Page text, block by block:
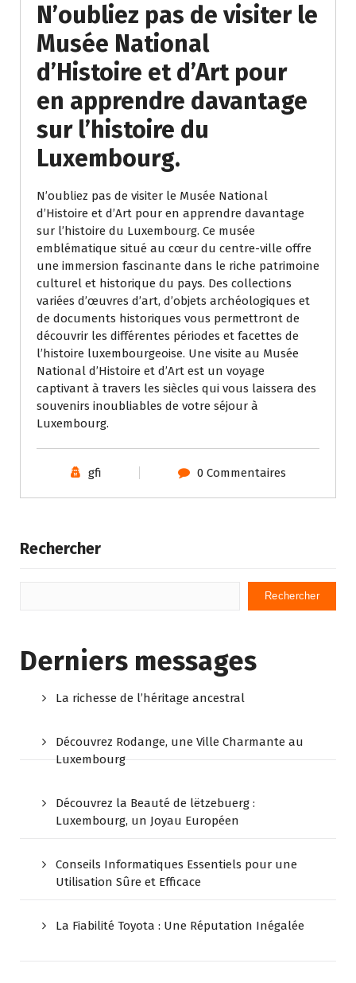
N’oubliez pas de visiter le
Musée National
d’Histoire et d’Art pour
en apprendre davantage
sur l’histoire du
Luxembourg.
N’oubliez pas de visiter le Musée National
d’Histoire et d’Art pour en apprendre davantage
sur l’histoire du Luxembourg. Ce musée
emblématique situé au cœur du centre-ville offre
une immersion fascinante dans le riche patrimoine
culturel et historique du pays. Des collections
variées d’œuvres d’art, d’objets archéologiques et
de documents historiques vous permettront de
découvrir les différentes périodes et facettes de
l’histoire luxembourgeoise. Une visite au Musée
National d’Histoire et d’Art est un voyage
captivant à travers les siècles qui vous laissera des
souvenirs inoubliables de votre séjour à
Luxembourg.
gfi 0 Commentaires
Rechercher
Rechercher
Derniers messages
La richesse de l’héritage ancestral
Découvrez Rodange, une Ville Charmante au
Luxembourg
Découvrez la Beauté de lëtzebuerg :
Luxembourg, un Joyau Européen
Conseils Informatiques Essentiels pour une
Utilisation Sûre et Efficace
La Fiabilité Toyota : Une Réputation Inégalée